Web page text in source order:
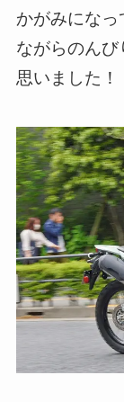
かがみにな
ながらのんび
思いました！